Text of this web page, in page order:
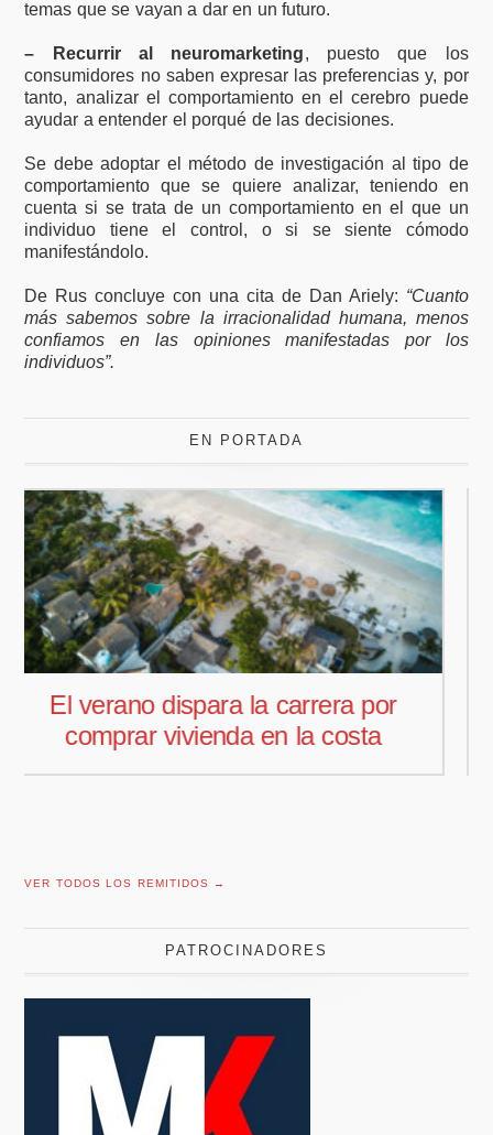
temas que se vayan a dar en un futuro.
– Recurrir al neuromarketing, puesto que los
consumidores no saben expresar las preferencias y, por
tanto, analizar el comportamiento en el cerebro puede
ayudar a entender el porqué de las decisiones.
Se debe adoptar el método de investigación al tipo de
comportamiento que se quiere analizar, teniendo en
cuenta si se trata de un comportamiento en el que un
individuo tiene el control, o si se siente cómodo
manifestándolo.
De Rus concluye con una cita de Dan Ariely: “Cuanto
más sabemos sobre la irracionalidad humana, menos
confiamos en las opiniones manifestadas por los
individuos”.
EN PORTADA
Pedro Aguiar nuevo responsable
comercial para Offcoustic Iberia
VER TODOS LOS REMITIDOS →
PATROCINADORES